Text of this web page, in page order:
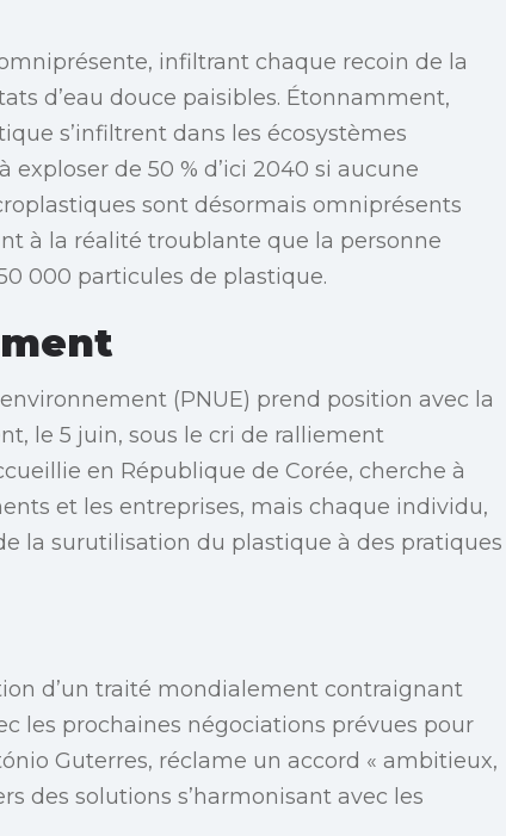
infiltrant chaque recoin de la
d’eau douce paisibles. Étonnamment,
s’infiltrent dans les écosystèmes
de 50 % d’ici 2040 si aucune
sont désormais omniprésents
à la réalité troublante que la personne
000 particules de plastique.
(PNUE) prend position avec la
le 5 juin, sous le cri de ralliement
en République de Corée, cherche à
et les entreprises, mais chaque individu,
la surutilisation du plastique à des pratiques
d’un traité mondialement contraignant
les prochaines négociations prévues pour
Guterres, réclame un accord « ambitieux,
des solutions s’harmonisant avec les